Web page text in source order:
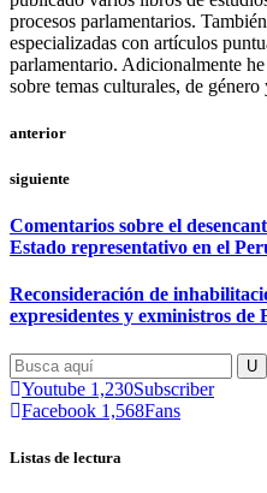
procesos parlamentarios.
especializadas con artículos
parlamentario. Adicionalmente
sobre temas culturales, de género
anterior
siguiente
Comentarios sobre el
Estado representativo en el
Reconsideración de
expresidentes y exministros de
Youtube 1,230Subscriber
Facebook 1,568Fans
Listas de lectura